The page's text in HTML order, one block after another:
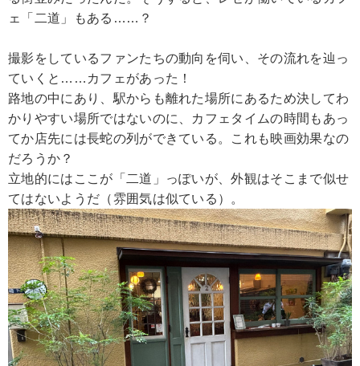
ェ「二道」もある……？
撮影をしているファンたちの動向を伺い、その流れを辿っ
ていくと……カフェがあった！
路地の中にあり、駅からも離れた場所にあるため決してわ
かりやすい場所ではないのに、カフェタイムの時間もあっ
てか店先には長蛇の列ができている。これも映画効果なの
だろうか？
立地的にはここが「二道」っぽいが、外観はそこまで似せ
てはないようだ（雰囲気は似ている）。